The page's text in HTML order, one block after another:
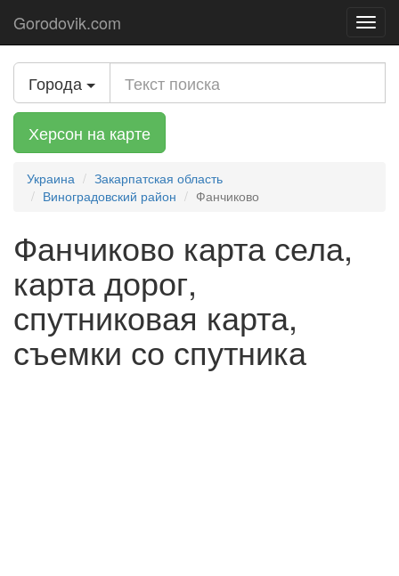
Gorodovik.com
Города
Херсон на карте
Украина
Закарпатская область
Виноградовский район
Фанчиково
Фанчиково карта села,
карта дорог,
спутниковая карта,
съемки со спутника